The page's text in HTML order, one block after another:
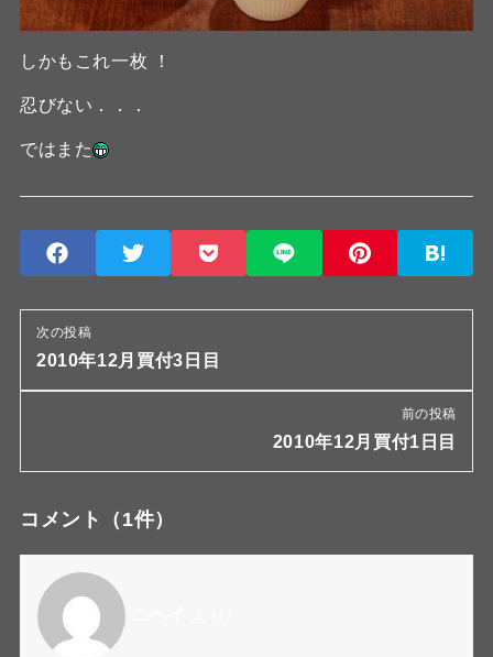
しかもこれ一枚 ！
忍びない．．．
ではまた
次の投稿
2010年12月買付3日目
前の投稿
2010年12月買付1日目
コメント （1件）